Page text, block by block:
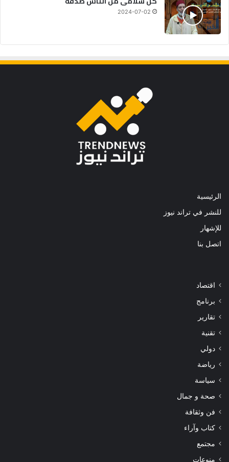
2024-07-02
الرئيسية
للنشر في تراند نيوز
للإشهار
اتصل بنا
اقتصاد
برنامج
تقارير
تقنية
دولي
رياضة
سياسة
صحة و جمال
فن وثقافة
كتاب وآراء
مجتمع
منوعات